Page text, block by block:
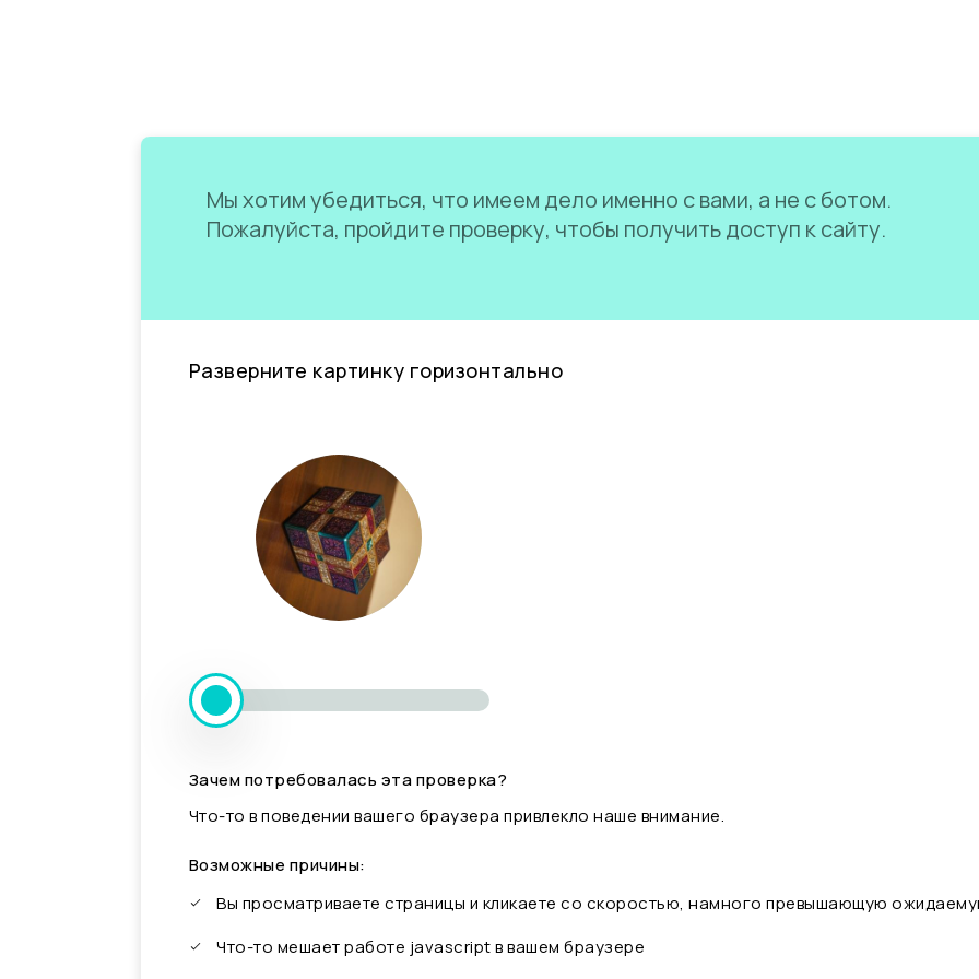
Мы хотим убедиться, что имеем дело именно с вами, а не с ботом.
Пожалуйста, пройдите проверку, чтобы получить доступ к сайту.
Разверните картинку горизонтально
Зачем потребовалась эта проверка?
Что-то в поведении вашего браузера привлекло наше внимание.
Возможные причины:
Вы просматриваете страницы и кликаете со скоростью, намного превышающую
Что-то мешает работе javascript в вашем браузере